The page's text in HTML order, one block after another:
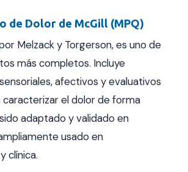
de Dolor de McGill (MPQ)
Melzack y Torgerson, es uno de
más completos. Incluye
afectivos y evaluativos
el dolor de forma
adaptado y validado en
usado en
clínica.